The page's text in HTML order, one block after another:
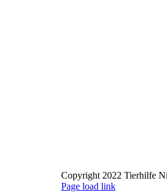
Copyright 2022 Tierhilfe
Facebook
X
Instagram
Pinterest
Page load link